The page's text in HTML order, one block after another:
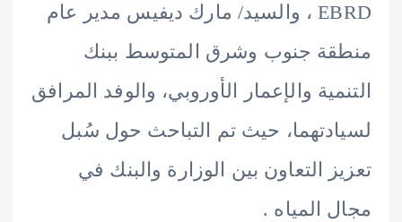
EBRD ، والسيد/ مارك ديفيس مدير عام
جنوب وشرق المتوسط ببنك
والإعمار الأوروبي، والوفد المرافق
حيث تم التباحث حول سُبل
التعاون بين الوزارة والبنك في
المياه .